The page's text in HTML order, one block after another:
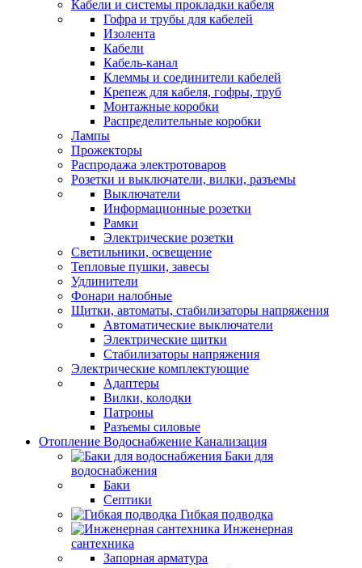
Кабели и системы прокладки кабеля
Гофра и трубы для кабелей
Изолента
Кабели
Кабель-канал
Клеммы и соединители кабелей
Крепеж для кабеля, гофры, труб
Монтажные коробки
Распределительные коробки
Лампы
Прожекторы
Распродажа электротоваров
Розетки и выключатели, вилки, разъемы
Выключатели
Информационные розетки
Рамки
Электрические розетки
Светильники, освещение
Тепловые пушки, завесы
Удлинители
Фонари налобные
Щитки, автоматы, стабилизаторы напряжения
Автоматические выключатели
Электрические щитки
Стабилизаторы напряжения
Электрические комплектующие
Адаптеры
Вилки, колодки
Патроны
Разъемы силовые
Отопление Водоснабжение Канализация
Баки для
водоснабжения
Баки
Септики
Гибкая подводка
Инженерная
сантехника
Запорная арматура